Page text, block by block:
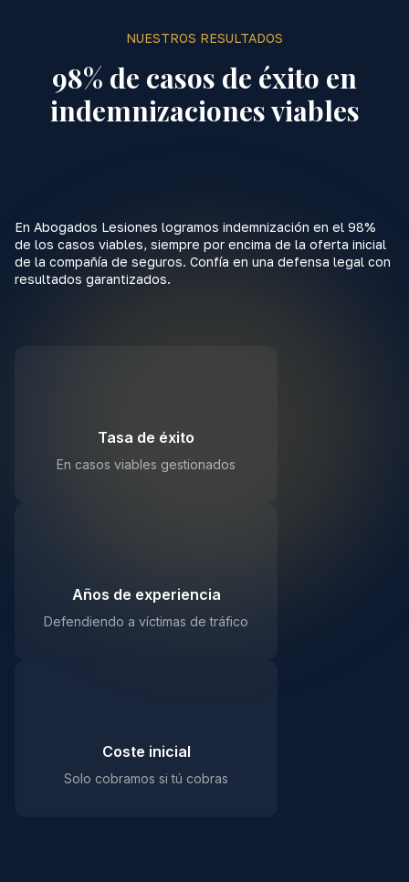
NUESTROS RESULTADOS
98% de casos de éxito en
indemnizaciones viables
En Abogados Lesiones logramos indemnización en el 98%
de los casos viables, siempre por encima de la oferta inicial
de la compañía de seguros. Confía en una defensa legal con
resultados garantizados.
Tasa de éxito
En casos viables gestionados
Años de experiencia
Defendiendo a víctimas de tráfico
Coste inicial
Solo cobramos si tú cobras